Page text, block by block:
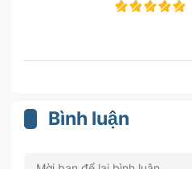
Bình luận